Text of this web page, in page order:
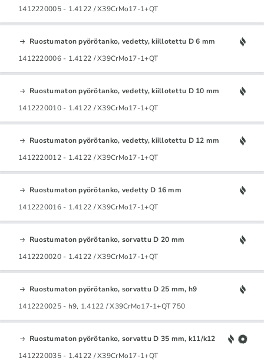
1412220005 - 1.4122 / X39CrMo17-1+QT
Ruostumaton pyörötanko, vedetty, kiillotettu D 6 mm
1412220006 - 1.4122 / X39CrMo17-1+QT
Ruostumaton pyörötanko, vedetty, kiillotettu D 10 mm
1412220010 - 1.4122 / X39CrMo17-1+QT
Ruostumaton pyörötanko, vedetty, kiillotettu D 12 mm
1412220012 - 1.4122 / X39CrMo17-1+QT
Ruostumaton pyörötanko, vedetty D 16 mm
1412220016 - 1.4122 / X39CrMo17-1+QT
Ruostumaton pyörötanko, sorvattu D 20 mm
1412220020 - 1.4122 / X39CrMo17-1+QT
Ruostumaton pyörötanko, sorvattu D 25 mm, h9
1412220025 - h9, 1.4122 / X39CrMo17-1+QT 750
Ruostumaton pyörötanko, sorvattu D 35 mm, k11/k12
1412220035 - 1.4122 / X39CrMo17-1+QT